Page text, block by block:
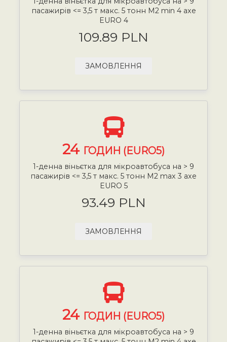
пасажирів <= 3,5 т макс. 5 тонн М2 min 4 axe
EURO 4
109.89 PLN
ЗАМОВЛЕННЯ
24 ГОДИН (EURO5)
1-денна віньєтка для мікроавтобуса на > 9
пасажирів <= 3,5 т макс. 5 тонн М2 max 3 axe
EURO 5
93.49 PLN
ЗАМОВЛЕННЯ
24 ГОДИН (EURO5)
1-денна віньєтка для мікроавтобуса на > 9